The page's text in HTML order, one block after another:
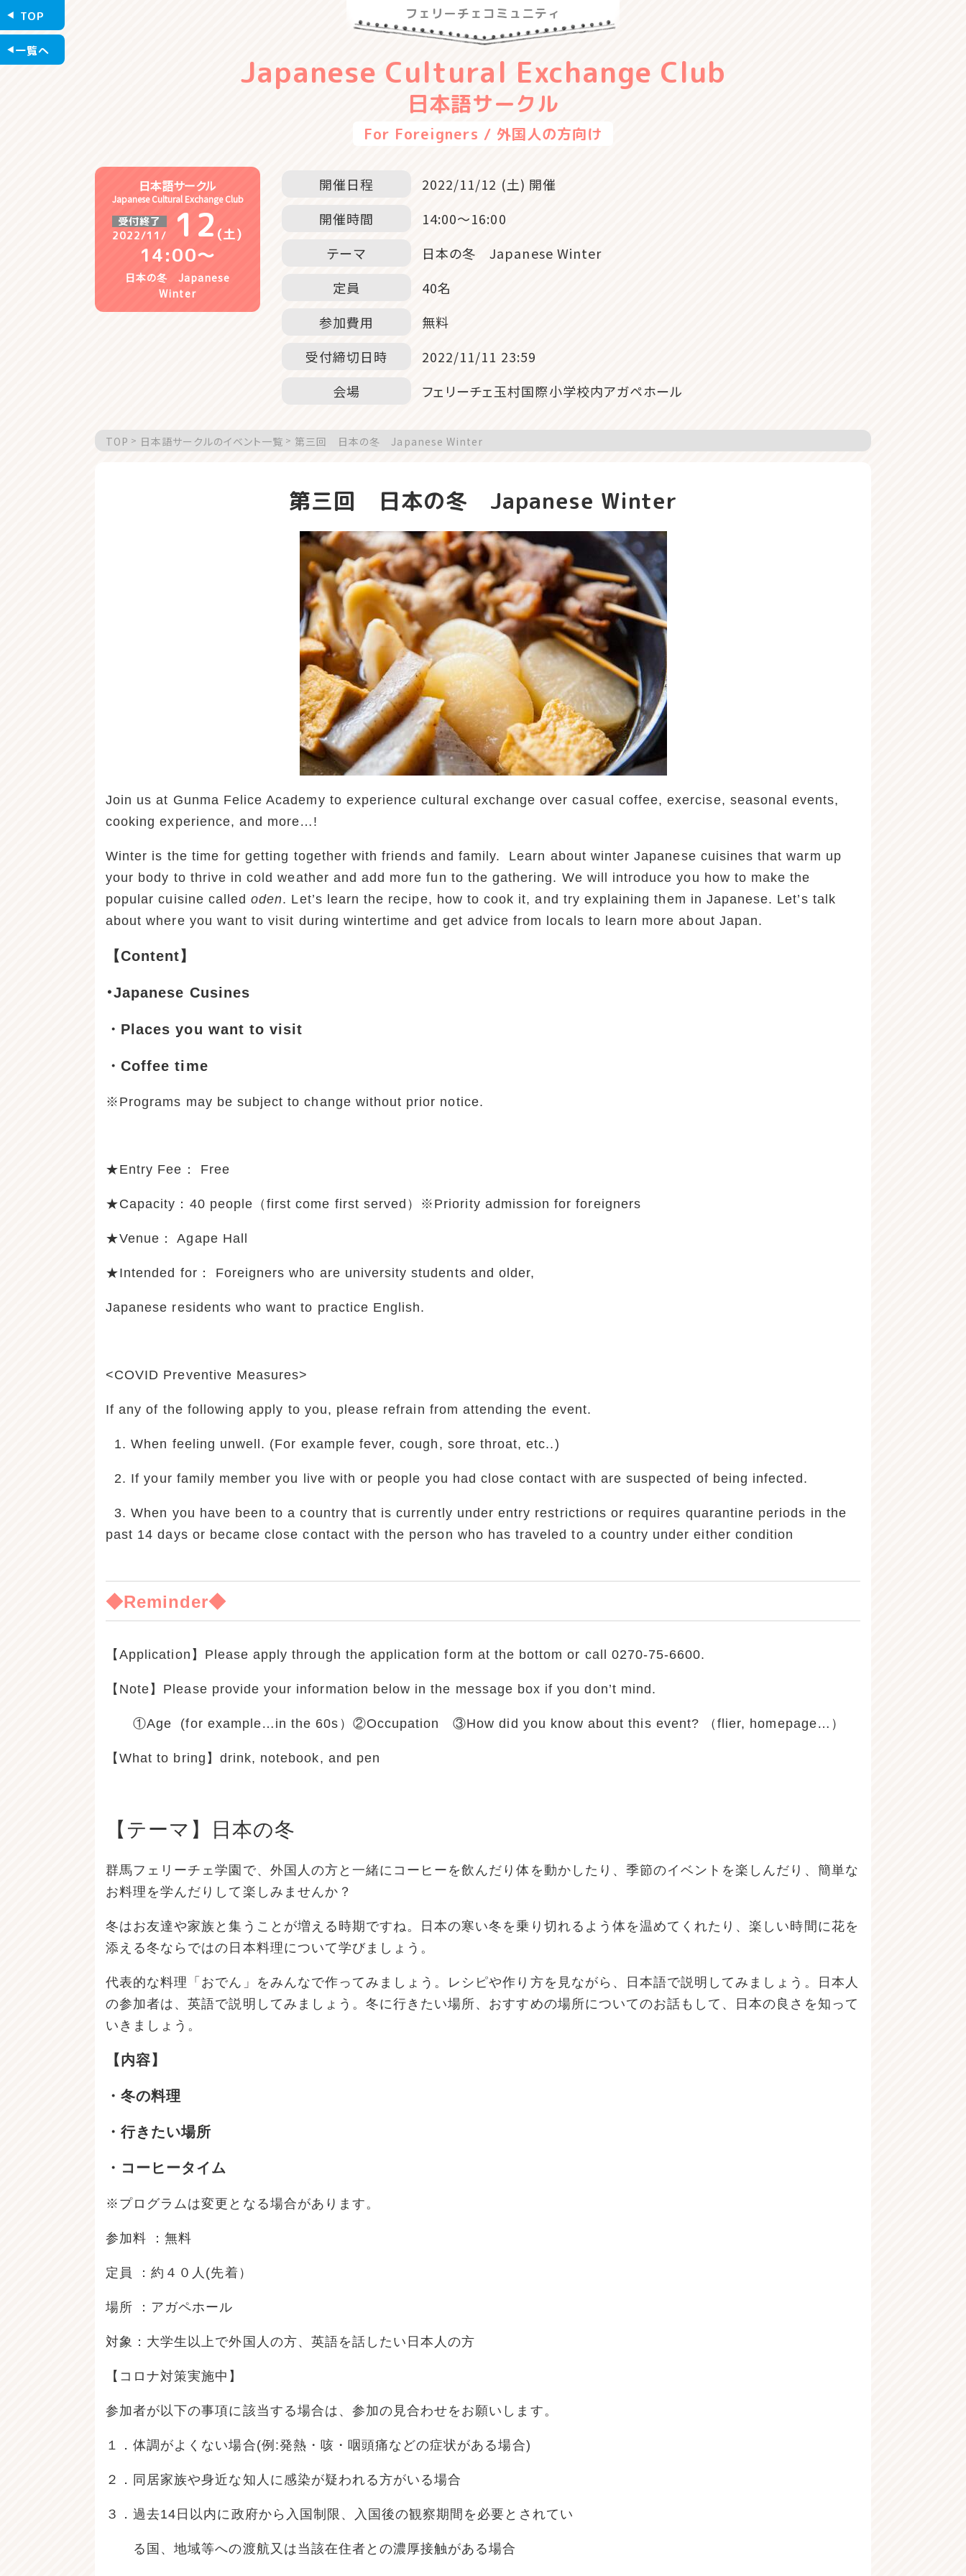
TOP
一覧へ
フェリーチェコミュニティ
Japanese Cultural Exchange Club
日本語サークル
For Foreigners / 外国人の方向け
日本語サークル
Japanese Cultural Exchange Club
受付終了
2022/11/
12 (土)
14:00〜
日本の冬 Japanese
Winter
開催日程
2022/11/12 (土) 開催
開催時間
14:00〜16:00
テーマ
日本の冬 Japanese Winter
定員
40名
参加費用
無料
受付締切日時
2022/11/11 23:59
会場
フェリーチェ玉村国際小学校内アガペホール
TOP 日本語サークルのイベント一覧 第三回 日本の冬 Japanese Winter
第三回 日本の冬 Japanese Winter
Join us at Gunma Felice Academy to experience cultural exchange over casual coffee, exercise, seasonal events,
cooking experience, and more…!
Winter is the time for getting together with friends and family. Learn about winter Japanese cuisines that warm up
your body to thrive in cold weather and add more fun to the gathering. We will introduce you how to make the
popular cuisine calledoden. Let’s learn the recipe, how to cook it, and try explaining them in Japanese. Let’s talk
about where you want to visit during wintertime and get advice from locals to learn more about Japan.
【Content】
・Japanese Cusines
・Places you want to visit
・Coffee time
※Programs may be subject to change without prior notice.
★Entry Fee： Free
★Capacity：40 people（first come first served）※Priority admission for foreigners
★Venue： Agape Hall
★Intended for： Foreigners who are university students and older,
Japanese residents who want to practice English.
<COVID Preventive Measures>
If any of the following apply to you, please refrain from attending the event.
1. When feeling unwell. (For example fever, cough, sore throat, etc..)
2. If your family member you live with or people you had close contact with are suspected of being infected.
3. When you have been to a country that is currently under entry restrictions or requires quarantine periods in the
past 14 days or became close contact with the person who has traveled to a country under either condition
◆Reminder◆
【Application】Please apply through the application form at the bottom or call 0270-75-6600.
【Note】Please provide your information below in the message box if you don’t mind.
①Age (for example…in the 60s）②Occupation ③How did you know about this event? （flier, homepage…）
【What to bring】drink, notebook, and pen
【テーマ】日本の冬
群馬フェリーチェ学園で、外国人の方と一緒にコーヒーを飲んだり体を動かしたり、季節のイベントを楽しんだり、簡単な
お料理を学んだりして楽しみませんか？
冬はお友達や家族と集うことが増える時期ですね。日本の寒い冬を乗り切れるよう体を温めてくれたり、楽しい時間に花を
添える冬ならではの日本料理について学びましょう。
代表的な料理「おでん」をみんなで作ってみましょう。レシピや作り方を見ながら、日本語で説明してみましょう。日本人
の参加者は、英語で説明してみましょう。冬に行きたい場所、おすすめの場所についてのお話もして、日本の良さを知って
いきましょう。
【内容】
・冬の料理
・行きたい場所
・コーヒータイム
※プログラムは変更となる場合があります。
参加料 ：無料
定員 ：約４０人(先着）
場所 ：アガペホール
対象：大学生以上で外国人の方、英語を話したい日本人の方
【コロナ対策実施中】
参加者が以下の事項に該当する場合は、参加の見合わせをお願いします。
１．体調がよくない場合(例:発熱・咳・咽頭痛などの症状がある場合)
２．同居家族や身近な知人に感染が疑われる方がいる場合
３．過去14日以内に政府から入国制限、入国後の観察期間を必要とされてい
る国、地域等への渡航又は当該在住者との濃厚接触がある場合